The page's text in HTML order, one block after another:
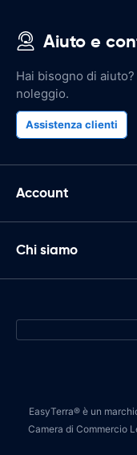
Aiuto e
Hai bisogno di
noleggio.
Assistenza clienti
Account
Chi siamo
EasyTerra® è un
Camera di Commercio